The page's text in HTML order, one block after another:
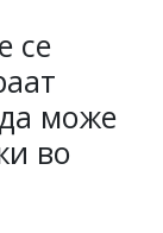
се
може
во